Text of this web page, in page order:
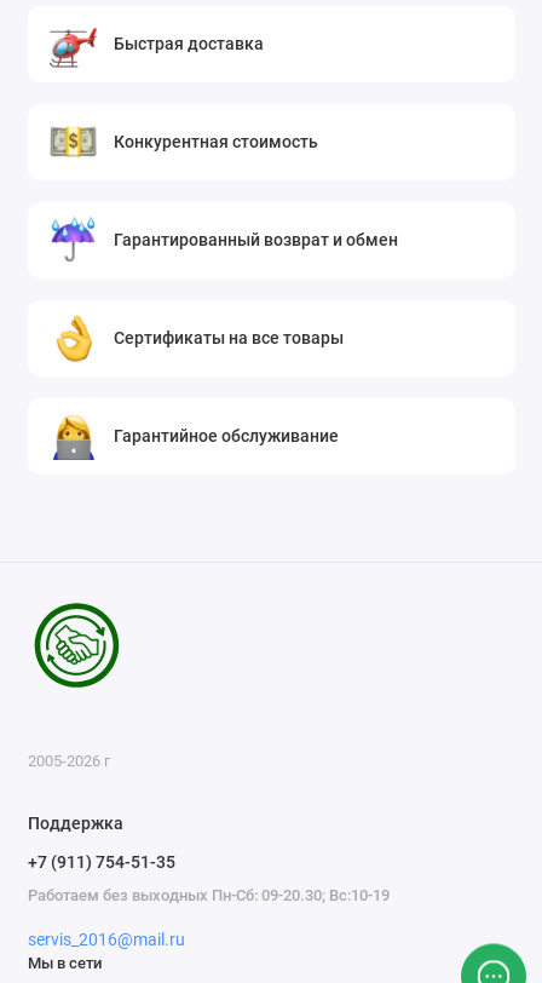
Быстрая доставка
Конкурентная стоимость
Гарантированный возврат и обмен
Сертификаты на все товары
Гарантийное обслуживание
2005-2026 г
Поддержка
+7 (911) 754-51-35
Работаем без выходных Пн-Сб: 09-20.30; Вс:10-19
servis_2016@mail.ru
Мы в сети